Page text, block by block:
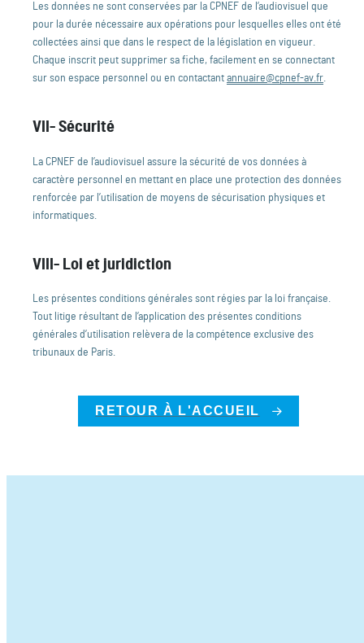
Les données ne sont conservées par la CPNEF de l’audiovisuel que
pour la durée nécessaire aux opérations pour lesquelles elles ont été
collectées ainsi que dans le respect de la législation en vigueur.
Chaque inscrit peut supprimer sa fiche, facilement en se connectant
sur son espace personnel ou en contactant annuaire@cpnef-av.fr.
VII- Sécurité
La CPNEF de l’audiovisuel assure la sécurité de vos données à
caractère personnel en mettant en place une protection des données
renforcée par l’utilisation de moyens de sécurisation physiques et
informatiques.
VIII- Loi et juridiction
Les présentes conditions générales sont régies par la loi française.
Tout litige résultant de l’application des présentes conditions
générales d’utilisation relèvera de la compétence exclusive des
tribunaux de Paris.
RETOUR À L'ACCUEIL